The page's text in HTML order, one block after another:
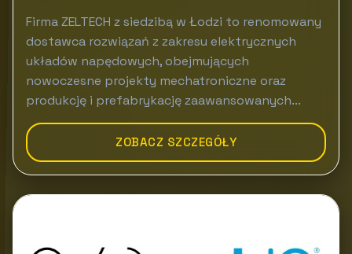
Firma ZELTECH z siedzibą w Łodzi to renomowany
dostawca rozwiązań z zakresu elektrycznych
układów napędowych, obejmujących
nowoczesne projekty mechatroniczne oraz
produkcję i prefabrykację zaawansowanych...
ZOBACZ SZCZEGÓŁY